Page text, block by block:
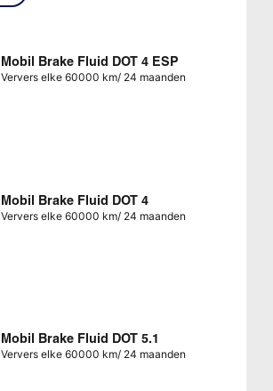
Mobil Brake Fluid DOT 4 ESP
Ververs elke 60000 km/ 24 maanden
Mobil Brake Fluid DOT 4
Ververs elke 60000 km/ 24 maanden
Mobil Brake Fluid DOT 5.1
Ververs elke 60000 km/ 24 maanden